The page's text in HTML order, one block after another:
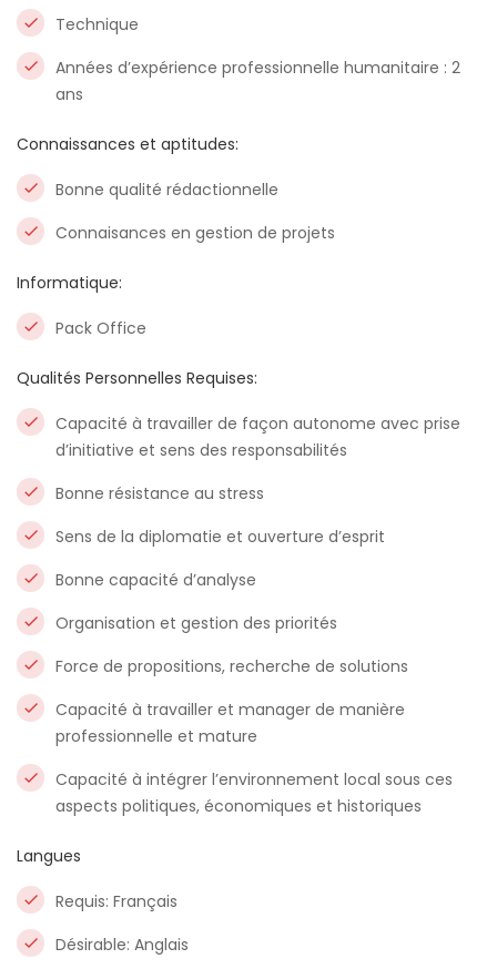
Technique
Années d’expérience professionnelle humanitaire : 2
ans
Connaissances et aptitudes:
Bonne qualité rédactionnelle
Connaisances en gestion de projets
Informatique:
Pack Office
Qualités Personnelles Requises:
Capacité à travailler de façon autonome avec prise
d’initiative et sens des responsabilités
Bonne résistance au stress
Sens de la diplomatie et ouverture d’esprit
Bonne capacité d’analyse
Organisation et gestion des priorités
Force de propositions, recherche de solutions
Capacité à travailler et manager de manière
professionnelle et mature
Capacité à intégrer l’environnement local sous ces
aspects politiques, économiques et historiques
Langues
Requis: Français
Désirable: Anglais